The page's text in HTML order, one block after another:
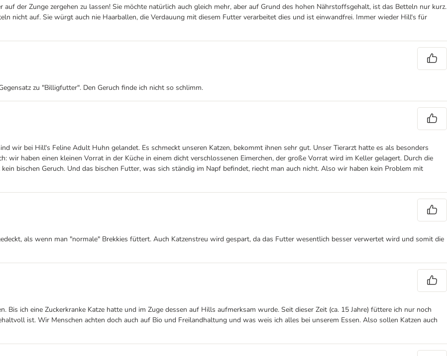
der Zunge zergehen zu lassen! Sie möchte natürlich auch gleich mehr, aber auf Grund des hohen Nährstoffsgehalt, ist das Betteln nur kurz.
nicht auf. Sie würgt auch nie Haarballen, die Verdauung mit diesem Futter verarbeitet dies und ist einwandfrei. Immer wieder Hill's für
zu "Billigfutter". Den Geruch finde ich nicht so schlimm.
wir bei Hill's Feline Adult Huhn gelandet. Es schmeckt unseren Katzen, bekommt ihnen sehr gut. Unser Tierarzt hatte es als besonders
wir haben einen kleinen Vorrat in der Küche in einem dicht verschlossenen Eimerchen, der große Vorrat wird im Keller gelagert. Durch die
bischen Geruch. Und das bischen Futter, was sich ständig im Napf befindet, riecht man auch nicht. Also wir haben kein Problem mit
als wenn man "normale" Brekkies füttert. Auch Katzenstreu wird gespart, da das Futter wesentlich besser verwertet wird und somit die
Bis ich eine Zuckerkranke Katze hatte und im Zuge dessen auf Hills aufmerksam wurde. Seit dieser Zeit (ca. 15 Jahre) füttere ich nur noch
ist. Wir Menschen achten doch auch auf Bio und Freilandhaltung und was weis ich alles bei unserem Essen. Also sollen Katzen auch